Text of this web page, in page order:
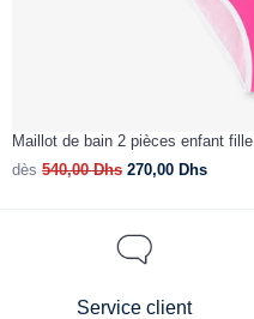
Maillot de bain 2 pièces enfant fille
dès 540,00Dhs 270,00 Dhs
Service client